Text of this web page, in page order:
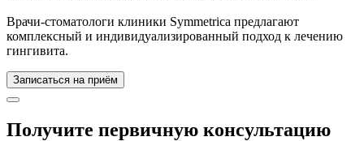
Врачи-стоматологи клиники Symmetrica предлагают
комплексный и индивидуализированный подход к лечению
гингивита.
Записаться на приём
Получите первичную консультацию